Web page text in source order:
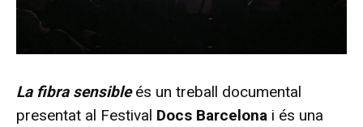
La fibra sensible és un treball documental
presentat al Festival Docs Barcelona i és una